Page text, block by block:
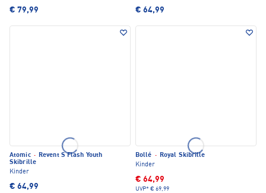
€ 79,99 € 64,99
Atomic · Revent S Flash Youth
Skibrille
Kinder
€ 64,99
Bollé · Royal Skibrille
Kinder
€ 64,99
UVP* € 69,99